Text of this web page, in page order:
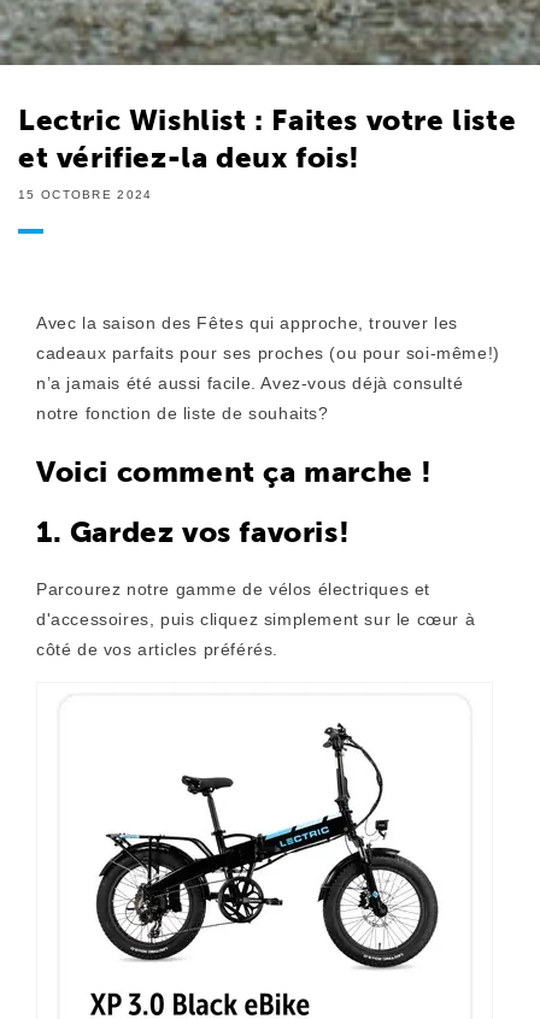
Lectric Wishlist : Faites votre liste
et vérifiez-la deux fois!
15 OCTOBRE 2024
Avec la saison des Fêtes qui approche, trouver les
cadeaux parfaits pour ses proches (ou pour soi-même!)
n’a jamais été aussi facile. Avez-vous déjà consulté
notre fonction de liste de souhaits?
Voici comment ça marche !
1. Gardez vos favoris!
Parcourez notre gamme de vélos électriques et
d'accessoires, puis cliquez simplement sur le cœur à
côté de vos articles préférés.